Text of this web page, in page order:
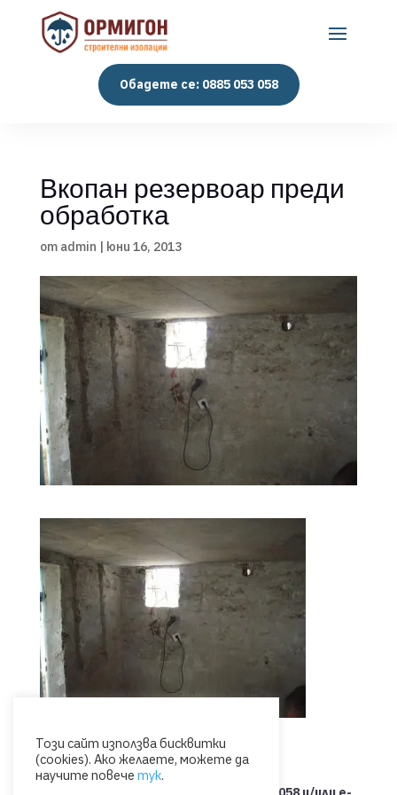
Обадете се: 0885 053 058
Вкопан резервоар преди
обработка
от admin | юни 16, 2013
Този сайт използва бисквитки
(cookies). Ако желаете, можете да
научите повече тук.